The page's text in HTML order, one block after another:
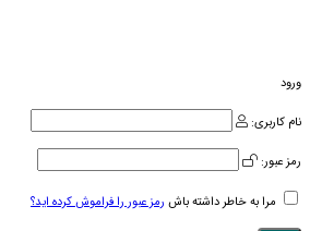
ورود
نام کاربری:
رمز عبور:
مرا به خاطر داشته باش رمز عبور را فراموش کرده اید؟